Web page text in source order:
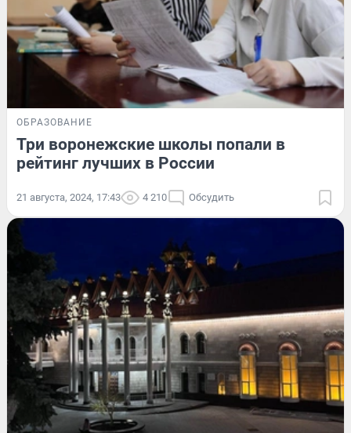
ОБРАЗОВАНИЕ
Три воронежские школы попали в
рейтинг лучших в России
21 августа, 2024, 17:43 4 210 Обсудить